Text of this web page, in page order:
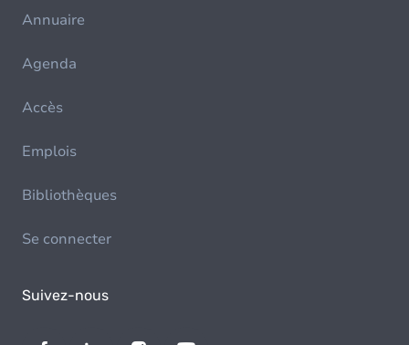
Annuaire
Agenda
Accès
Emplois
Bibliothèques
Se connecter
Suivez-nous